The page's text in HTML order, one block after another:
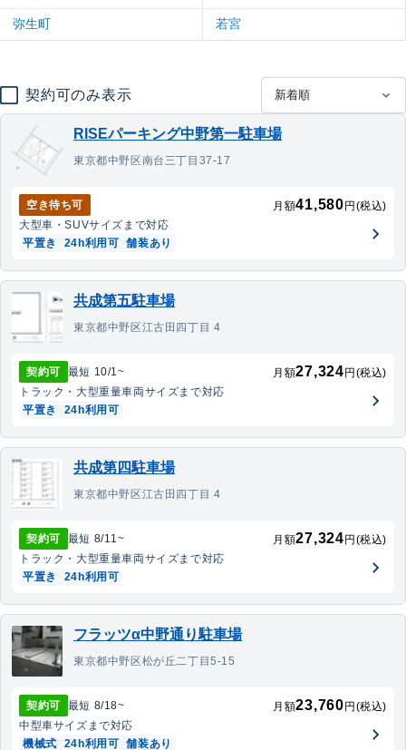
弥生町 若宮
契約可のみ表示
RISEパーキング中野第一駐車場
東京都中野区南台三丁目37-17
空き待ち可 月額41,580 円(税込)
大型車・SUVサイズまで対応
平置き
24h利用可 舗装あり
共成第五駐車場
東京都中野区江古田四丁目 4
契約可 最短 10/1~ 月額27,324 円(税込)
トラック・大型重量車両サイズまで対応
平置き
24h利用可
共成第四駐車場
東京都中野区江古田四丁目 4
契約可 最短 8/11~ 月額27,324 円(税込)
トラック・大型重量車両サイズまで対応
平置き
24h利用可
フラッツα中野通り駐車場
東京都中野区松が丘二丁目5-15
契約可 最短 8/18~ 月額23,760 円(税込)
中型車サイズまで対応
機械式
24h利用可 舗装あり